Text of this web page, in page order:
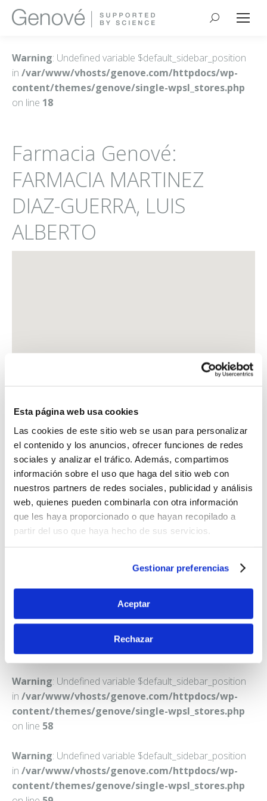
Esta página web usa cookies
Las cookies de este sitio web se usan para personalizar
el contenido y los anuncios, ofrecer funciones de redes
sociales y analizar el tráfico. Además, compartimos
información sobre el uso que haga del sitio web con
nuestros partners de redes sociales, publicidad y análisis
web, quienes pueden combinarla con otra información
que les haya proporcionado o que hayan recopilado a
partir del uso que haya hecho de sus servicios.
Gestionar preferencias
Aceptar
Rechazar
Buscar:
Warning: Undefined variable $default_sidebar_position
in /var/www/vhosts/genove.com/httpdocs/wp-
content/themes/genove/single-wpsl_stores.php
on line 18
Farmacia Genové:
FARMACIA MARTINEZ
DIAZ-GUERRA, LUIS
ALBERTO
FARMACIA MARTINEZ DIAZ-GUERRA, LUIS ALBERTO
Teléfono:967370032
Warning: Undefined variable $default_sidebar_position
in /var/www/vhosts/genove.com/httpdocs/wp-
content/themes/genove/single-wpsl_stores.php
on line 58
Warning: Undefined variable $default_sidebar_position
in /var/www/vhosts/genove.com/httpdocs/wp-
content/themes/genove/single-wpsl_stores.php